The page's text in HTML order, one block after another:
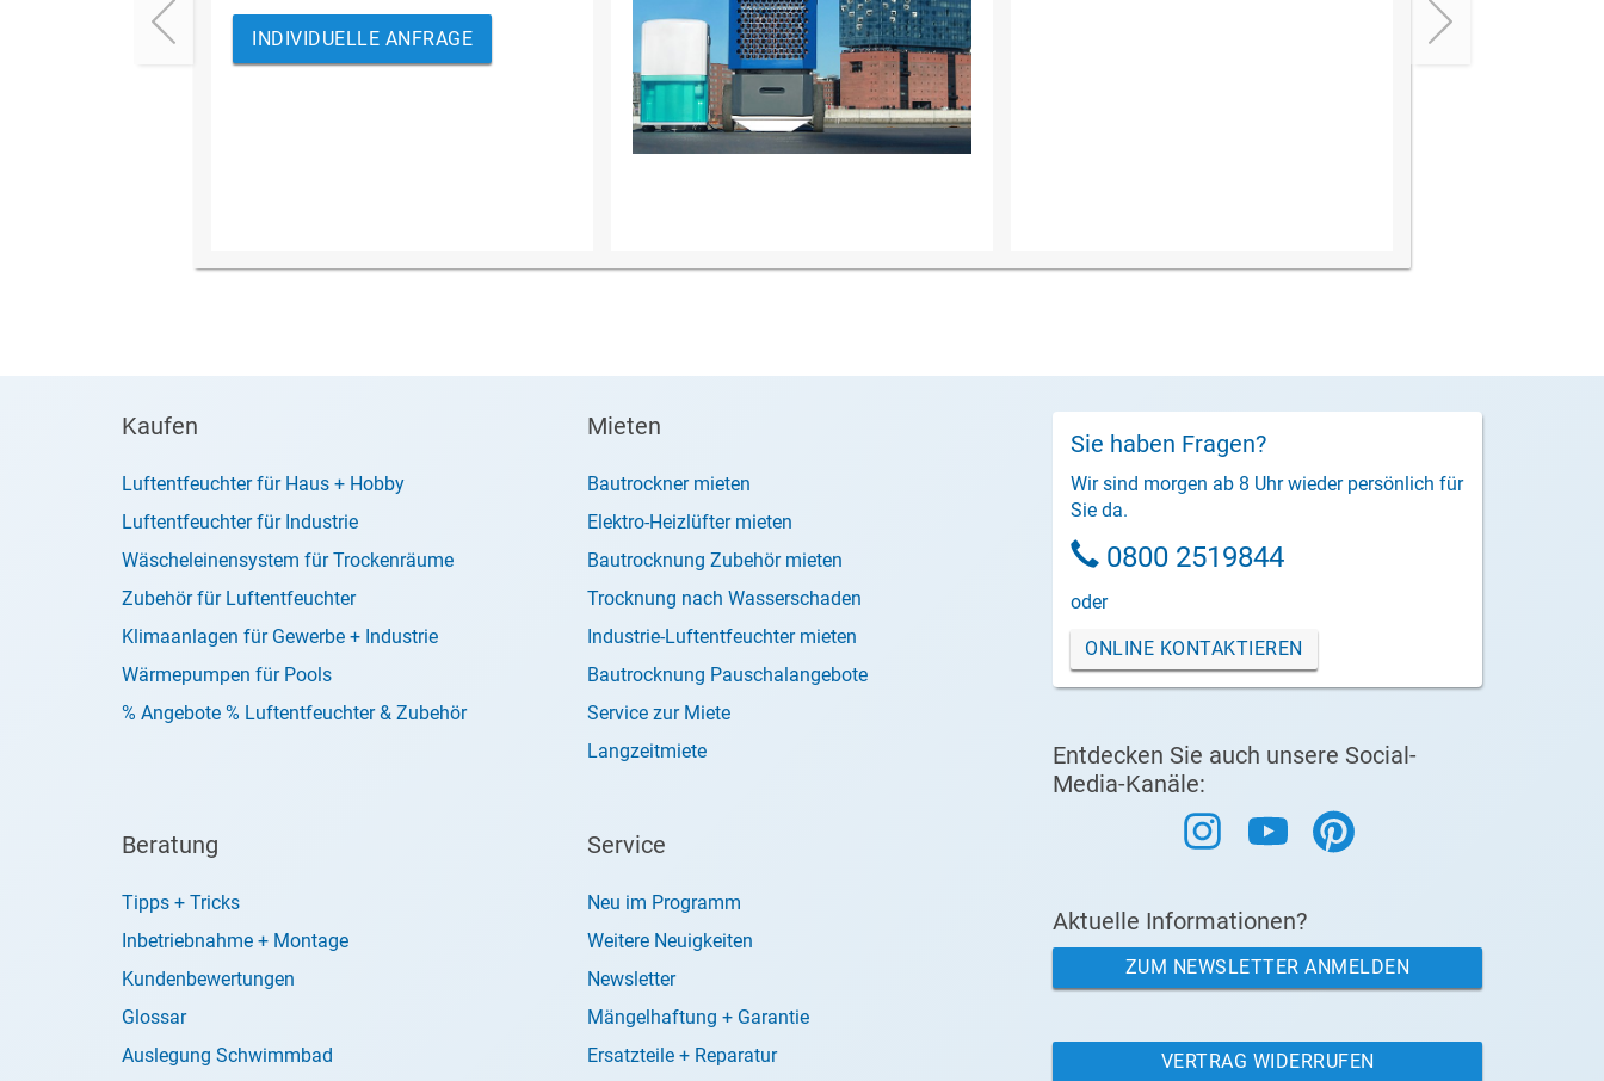
INDIVIDUELLE ANFRAGE
Kaufen
Luftentfeuchter für Haus + Hobby
Luftentfeuchter für Industrie
Wäscheleinensystem für Trockenräume
Zubehör für Luftentfeuchter
Klimaanlagen für Gewerbe + Industrie
Wärmepumpen für Pools
% Angebote % Luftentfeuchter & Zubehör
Mieten
Bautrockner mieten
Elektro-Heizlüfter mieten
Bautrocknung Zubehör mieten
Trocknung nach Wasserschaden
Industrie-Luftentfeuchter mieten
Bautrocknung Pauschalangebote
Service zur Miete
Langzeitmiete
Beratung
Tipps + Tricks
Inbetriebnahme + Montage
Kundenbewertungen
Glossar
Auslegung Schwimmbad
Service
Neu im Programm
Weitere Neuigkeiten
Newsletter
Mängelhaftung + Garantie
Ersatzteile + Reparatur
Sie haben Fragen?
Wir sind morgen ab 8 Uhr wieder persönlich für
Sie da.
0800 2519844
oder
ONLINE KONTAKTIEREN
Entdecken Sie auch unsere Social-
Media-Kanäle:
Aktuelle Informationen?
ZUM NEWSLETTER ANMELDEN
VERTRAG WIDERRUFEN